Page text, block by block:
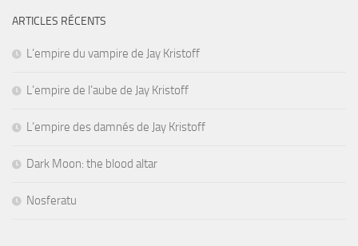
ARTICLES RÉCENTS
L’empire du vampire de Jay Kristoff
L’empire de l’aube de Jay Kristoff
L’empire des damnés de Jay Kristoff
Dark Moon: the blood altar
Nosferatu